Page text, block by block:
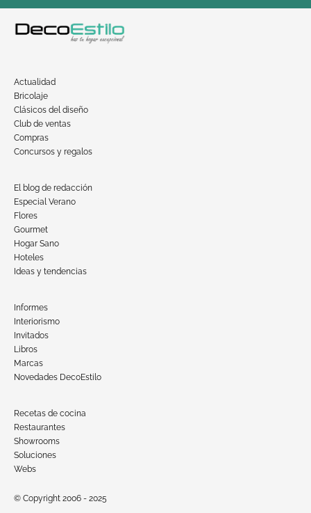
Actualidad
Bricolaje
Clásicos del diseño
Club de ventas
Compras
Concursos y regalos
El blog de redacción
Especial Verano
Flores
Gourmet
Hogar Sano
Hoteles
Ideas y tendencias
Informes
Interiorismo
Invitados
Libros
Marcas
Novedades DecoEstilo
Recetas de cocina
Restaurantes
Showrooms
Soluciones
Webs
© Copyright 2006 - 2025